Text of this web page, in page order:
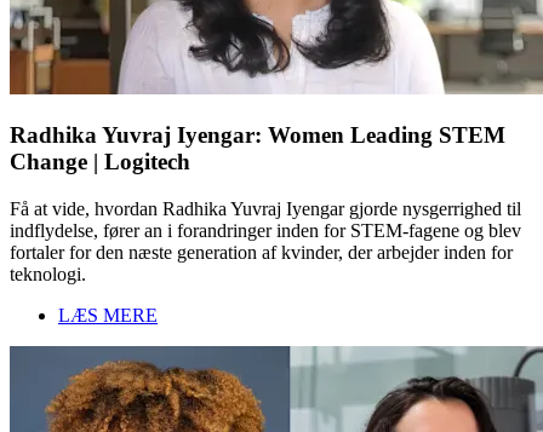
Radhika Yuvraj Iyengar: Women Leading STEM
Change | Logitech
Få at vide, hvordan Radhika Yuvraj Iyengar gjorde nysgerrighed til
indflydelse, fører an i forandringer inden for STEM-fagene og blev
fortaler for den næste generation af kvinder, der arbejder inden for
teknologi.
LÆS MERE